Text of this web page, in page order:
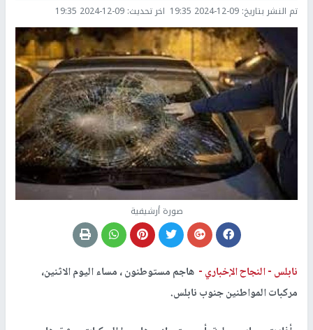
تم النشر بتاريخ: 2024-12-09 19:35 اخر تحديث: 2024-12-09 19:35
صورة أرشيفية
نابلس -النجاح الإخباري - هاجم مستوطنون ، مساء اليوم الاثنين،
مركبات المواطنين جنوب نابلس.